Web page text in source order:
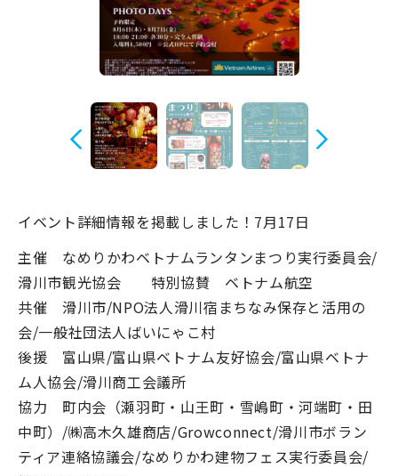
滑川ってどんなところ？
写真で見るなめりかわ
滑川とホタルイカ
デジタルパンフレット
アクセス
なめりかわ観光パートナー
会員入会案内
会員紹介
お問い合わせ
滑川市観光協会について
イベント詳細情報を掲載しました！7月17日
主催 なめりかわベトナムランタンまつり実行委員会/
滑川市観光協会 特別協賛 ベトナム航空
共催 滑川市/NPO法人滑川宿まちなみ保存と活用の
会/一般社団法人ばいにゃこ村
後援 富山県/富山県ベトナム友好協会/富山県ベトナ
ム人協会/滑川商工会議所
協力 町内会（瀬羽町・山王町・雪嶋町・河端町・田
中町）/㈱高木久雄商店/Growconnect/滑川市ボラン
ティア連絡協議会/なめりかわ建物フェス実行委員会/